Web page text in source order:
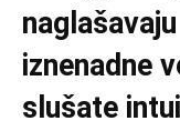
iznenadne
slušate